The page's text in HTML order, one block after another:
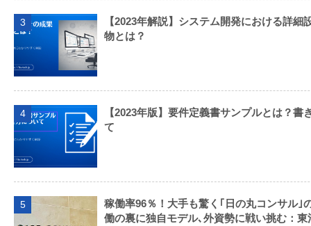
3
【2023年解説】システム開発における詳細
物とは？
4
【2023年版】要件定義書サンプルとは？書
て
5
稼働率96％！大手も驚く｢日の丸コンサル｣
働の裏に独自モデル､外資勢に戦い挑む：東